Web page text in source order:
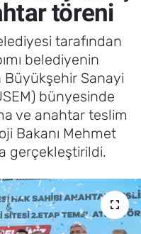
töreni
tarafından
belediyenin
Sanayi
bünyesinde
ve anahtar teslim
Bakanı Mehmet
gerçekleştirildi.